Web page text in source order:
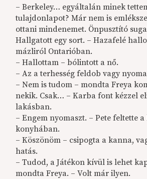
– Berkeley… egyáltalán minek
tulajdonlapot? Már nem is
ottani mindenemet. Önpusztító
Hallgatott egy sort. – Hazafelé
mázliról Ontarióban.
– Hallottam – bólintott a nő.
– Az a terhesség feldob vagy
– Nem is tudom – mondta Freya
nekik. Csak… – Karba font kézzel
lakásban.
– Engem nyomaszt. – Pete feltette
konyhában.
– Köszönöm – csipogta a kanna,
hatás.
– Tudod, a Játékon kívül is lehet
mondta Freya. – Volt már ilyen.